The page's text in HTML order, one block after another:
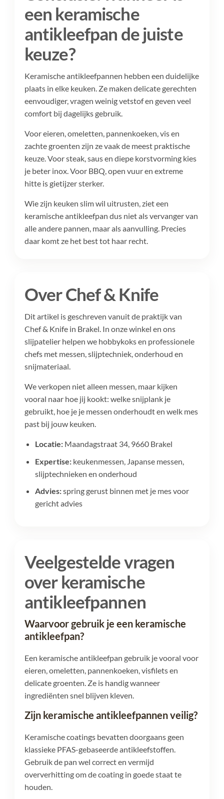
een keramische
antikleefpan de juiste
keuze?
Keramische antikleefpannen hebben een duidelijke
plaats in elke keuken. Ze maken delicate gerechten
eenvoudiger, vragen weinig vetstof en geven veel
comfort bij dagelijks gebruik.
Voor eieren, omeletten, pannenkoeken, vis en
zachte groenten zijn ze vaak de meest praktische
keuze. Voor steak, saus en diepe korstvorming kies
je beter inox. Voor BBQ, open vuur en extreme
hitte is gietijzer sterker.
Wie zijn keuken slim wil uitrusten, ziet een
keramische antikleefpan dus niet als vervanger van
alle andere pannen, maar als aanvulling. Precies
daar komt ze het best tot haar recht.
Over Chef & Knife
Dit artikel is geschreven vanuit de praktijk van
Chef & Knife in Brakel. In onze winkel en ons
slijpatelier helpen we hobbykoks en professionele
chefs met messen, slijptechniek, onderhoud en
snijmateriaal.
We verkopen niet alleen messen, maar kijken
vooral naar hoe jij kookt: welke snijplank je
gebruikt, hoe je je messen onderhoudt en welk mes
past bij jouw keuken.
Locatie:Maandagstraat 34, 9660 Brakel
Expertise:keukenmessen, Japanse messen,
slijptechnieken en onderhoud
Advies:spring gerust binnen met je mes voor
gericht advies
Veelgestelde vragen
over keramische
antikleefpannen
Waarvoor gebruik je een keramische
antikleefpan?
Een keramische antikleefpan gebruik je vooral voor
eieren, omeletten, pannenkoeken, visfilets en
delicate groenten. Ze is handig wanneer
ingrediënten snel blijven kleven.
Zijn keramische antikleefpannen veilig?
Keramische coatings bevatten doorgaans geen
klassieke PFAS-gebaseerde antikleefstoffen.
Gebruik de pan wel correct en vermijd
oververhitting om de coating in goede staat te
houden.